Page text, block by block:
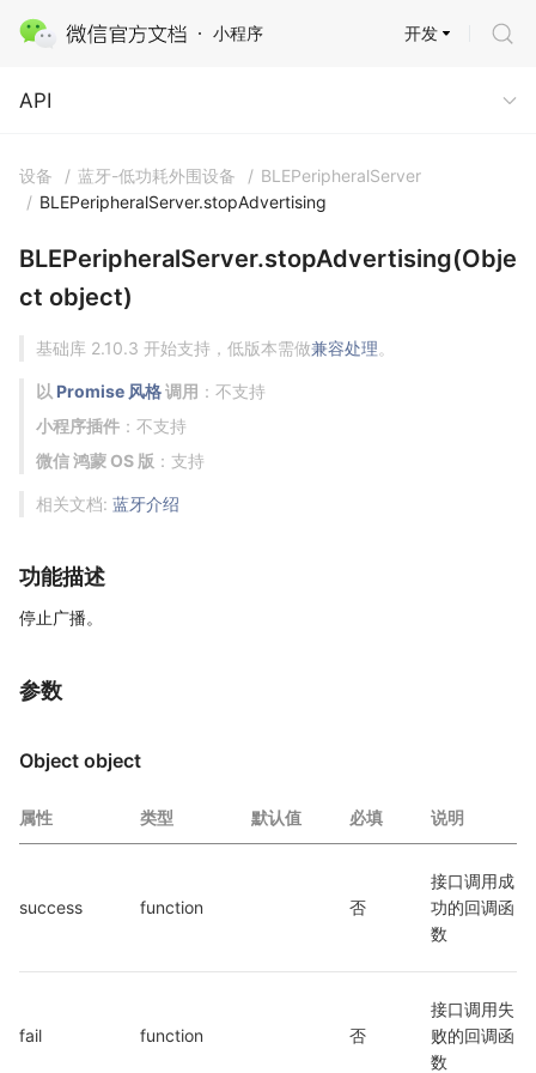
小程序
API
开发
API
设备 / 蓝牙-低功耗外围设备 / BLEPeripheralServer
/ BLEPeripheralServer.stopAdvertising
BLEPeripheralServer.stopAdvertising(Obje
ct object)
基础库 2.10.3 开始支持，低版本需做兼容处理。
以 Promise 风格调用 ：不支持
小程序插件 ：不支持
微信 鸿蒙 OS 版 ：支持
相关文档: 蓝牙介绍
功能描述
停止广播。
参数
Object object
属性 类型 默认值 必填 说明
success function 否
接口调用成
功的回调函
数
fail function 否
接口调用失
败的回调函
数